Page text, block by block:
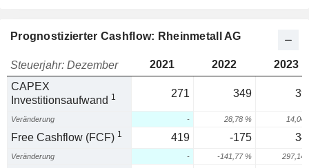
Prognostizierter Cashflow: Rheinmetall AG
Steuerjahr: Dezember 2021 2022
2023
CAPEX
Investitionsaufwand 1 271 349
Veränderung - 28,78 % 14,04
Free Cashflow (FCF) 1 419 -175
Veränderung - -141,77 % 297,14